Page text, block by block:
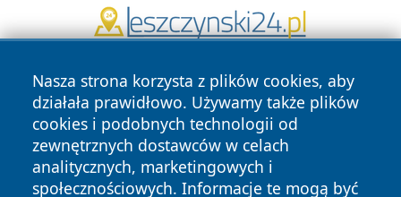
Nasza strona korzysta z plików cookies, aby
działała prawidłowo. Używamy także plików
cookies i podobnych technologii od
zewnętrznych dostawców w celach
analitycznych, marketingowych i
społecznościowych. Informacje te mogą być
Copyright © 2026 cieszynonline.pl Wszystkie prawa